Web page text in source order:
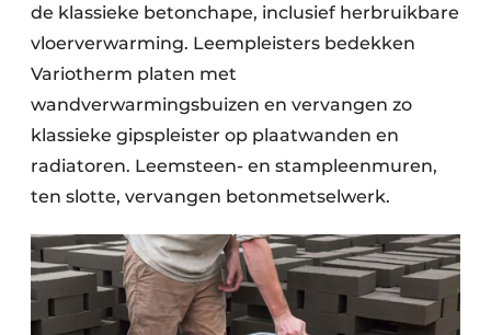
de klassieke betonchape, inclusief herbruikbare
vloerverwarming. Leempleisters bedekken
Variotherm platen met
wandverwarmingsbuizen en vervangen zo
klassieke gipspleister op plaatwanden en
radiatoren. Leemsteen- en stampleenmuren,
ten slotte, vervangen betonmetselwerk.